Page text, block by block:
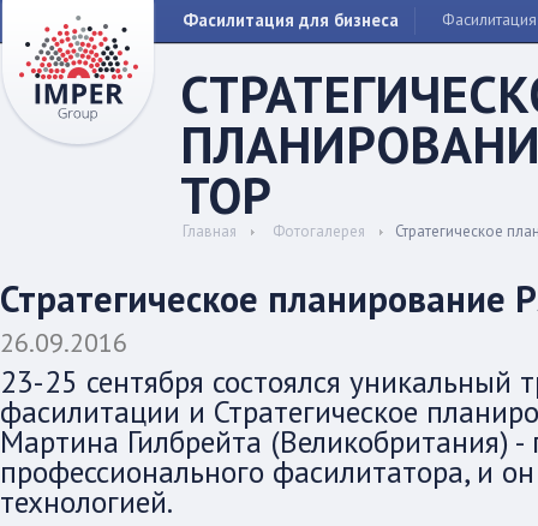
Фасилитация для бизнеса Фасилитация
TOP
Главная Фотогалерея Стратегическое
Стратегическое планирование
26.09.2016
23-25 сентября состоялся уникальный
фасилитации и Стратегическое
Мартина Гилбрейта (Великобритания) -
профессионального фасилитатора, и
технологией.